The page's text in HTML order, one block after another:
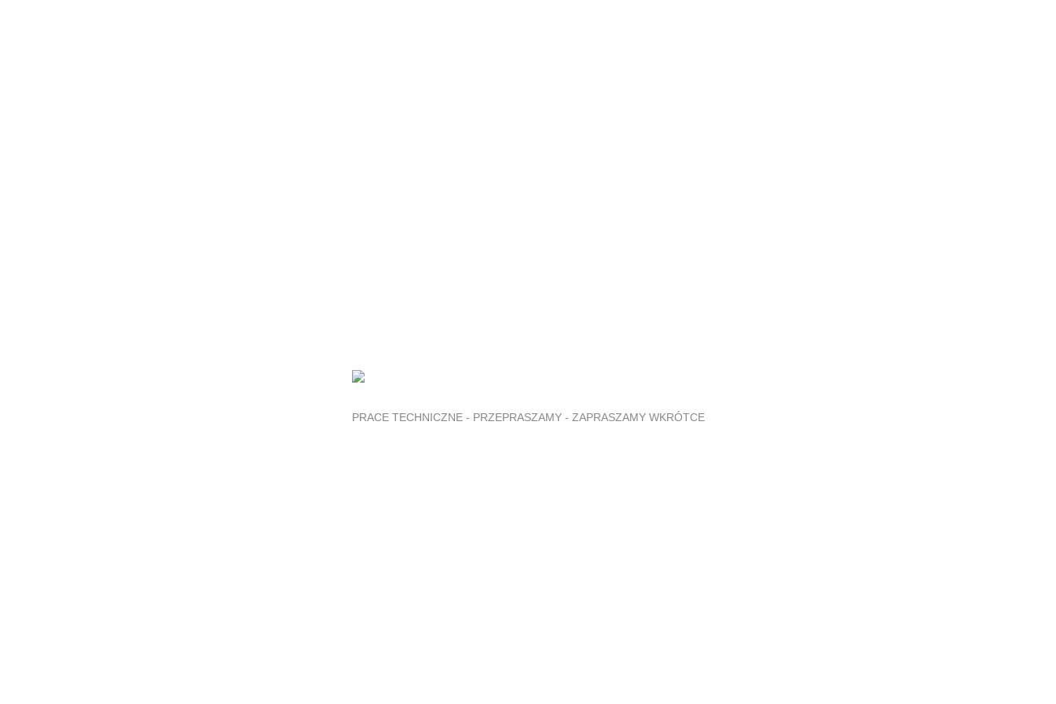
PRACE TECHNICZNE - PRZEPRASZAMY - ZAPRASZAMY WKRÓTCE